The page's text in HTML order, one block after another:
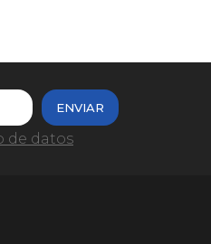
ENVIAR
de datos